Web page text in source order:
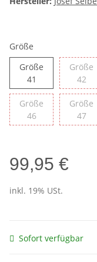
Größe
Größe
41 Größe 41
Größe
42
Größe
46Größe 46
Größe
47
99,95 €
inkl. 19% USt.
Sofort verfügbar